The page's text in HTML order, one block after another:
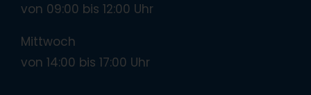
von 09:00 bis 12:00 Uhr
Mittwoch
von 14:00 bis 17:00 Uhr